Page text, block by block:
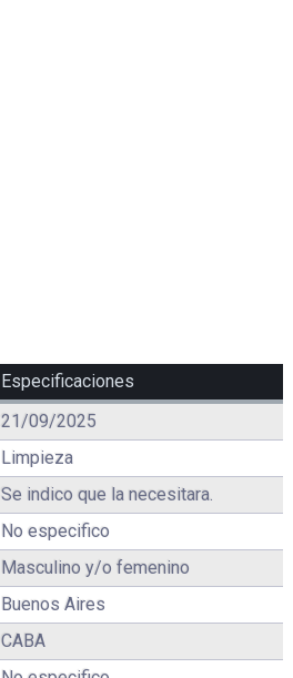
Especificaciones
21/09/2025
Limpieza
Se indico que la necesitara.
No especifico
Masculino y/o femenino
Buenos Aires
CABA